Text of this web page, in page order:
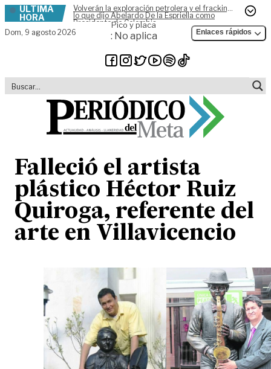
Skip to content
ÚLTIMA
HORA
Volverán la exploración petrolera y el fracking,
lo que dijo Abelardo De la Espriella como
Presidente de Colombia
Dom, 9 agosto 2026
Pico y placa
: No aplica Enlaces rápidos
Falleció el artista
plástico Héctor Ruiz
Quiroga, referente del
arte en Villavicencio